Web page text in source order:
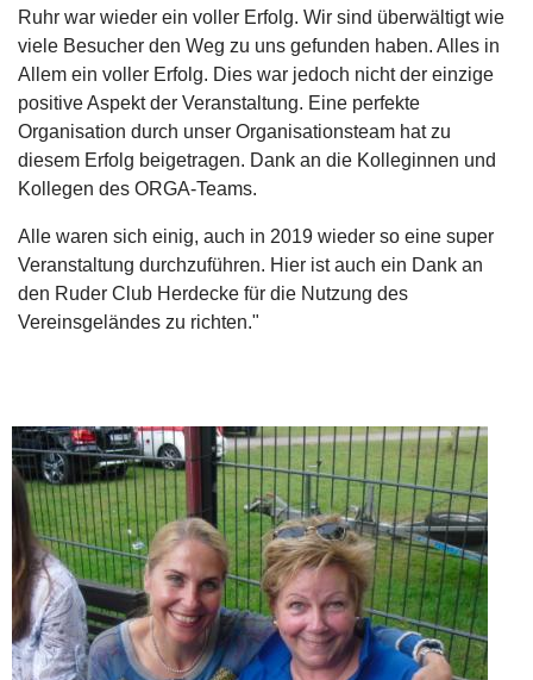
Ruhr war wieder ein voller Erfolg. Wir sind überwältigt wie
viele Besucher den Weg zu uns gefunden haben. Alles in
Allem ein voller Erfolg. Dies war jedoch nicht der einzige
positive Aspekt der Veranstaltung. Eine perfekte
Organisation durch unser Organisationsteam hat zu
diesem Erfolg beigetragen. Dank an die Kolleginnen und
Kollegen des ORGA-Teams.
Alle waren sich einig, auch in 2019 wieder so eine super
Veranstaltung durchzuführen. Hier ist auch ein Dank an
den Ruder Club Herdecke für die Nutzung des
Vereinsgeländes zu richten."